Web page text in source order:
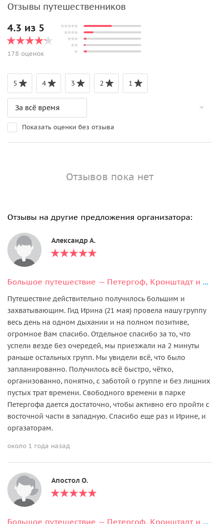
Отзывы путешественников
4.3 из 5
178 оценок
5 4 3 2 1
Показать оценки без отзыва
Отзывов пока нет
Отзывы на другие предложения организатора:
Александр А.
Большое путешествие — Петергоф, Кронштадт и форт Константин
Путешествие действительно получилось большим и
захватывающим. Гид Ирина (21 мая) провела нашу группу
весь день на одном дыхании и на полном позитиве,
огромное Вам спасибо. Отдельное спасибо за то, что
успели везде без очередей, мы приезжали на 2 минуты
раньше остальных групп. Мы увидели всё, что было
запланированно. Получилось всё быстро, чётко,
организованно, понятно, с заботой о группе и без лишних
пустых трат времени. Свободного времени в парке
Петергофа дается достаточно, чтобы активно его пройти с
восточной части в западную. Спасибо еще раз и Ирине, и
оргазаторам.
около 1 года назад
Апостол О.
Большое путешествие — Петергоф, Кронштадт и форт Константин